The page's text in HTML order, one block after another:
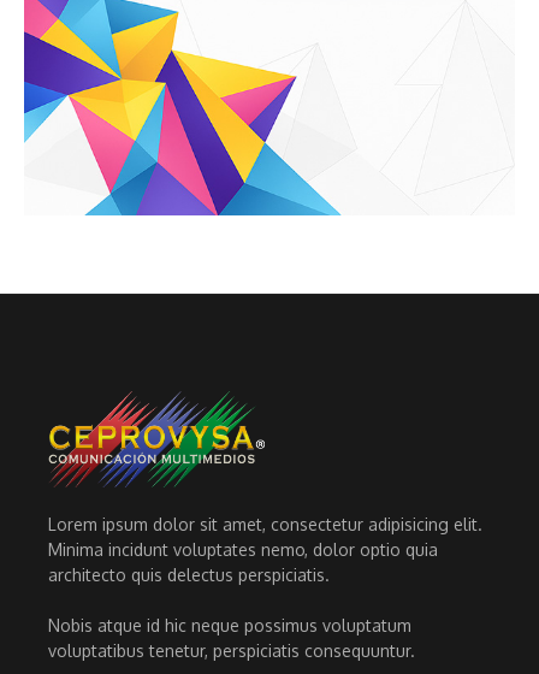
Lorem ipsum dolor sit amet, consectetur adipisicing elit.
Minima incidunt voluptates nemo, dolor optio quia
architecto quis delectus perspiciatis.
Nobis atque id hic neque possimus voluptatum
voluptatibus tenetur, perspiciatis consequuntur.